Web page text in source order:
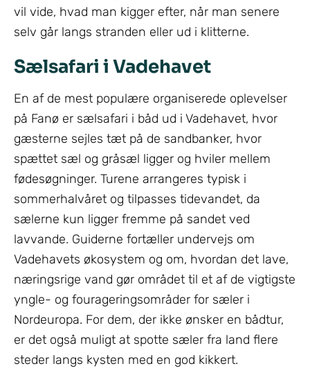
vil vide, hvad man kigger efter, når man senere
selv går langs stranden eller ud i klitterne.
Sælsafari i Vadehavet
En af de mest populære organiserede oplevelser
på Fanø er sælsafari i båd ud i Vadehavet, hvor
gæsterne sejles tæt på de sandbanker, hvor
spættet sæl og gråsæl ligger og hviler mellem
fødesøgninger. Turene arrangeres typisk i
sommerhalvåret og tilpasses tidevandet, da
sælerne kun ligger fremme på sandet ved
lavvande. Guiderne fortæller undervejs om
Vadehavets økosystem og om, hvordan det lave,
næringsrige vand gør området til et af de vigtigste
yngle- og fourageringsområder for sæler i
Nordeuropa. For dem, der ikke ønsker en bådtur,
er det også muligt at spotte sæler fra land flere
steder langs kysten med en god kikkert.